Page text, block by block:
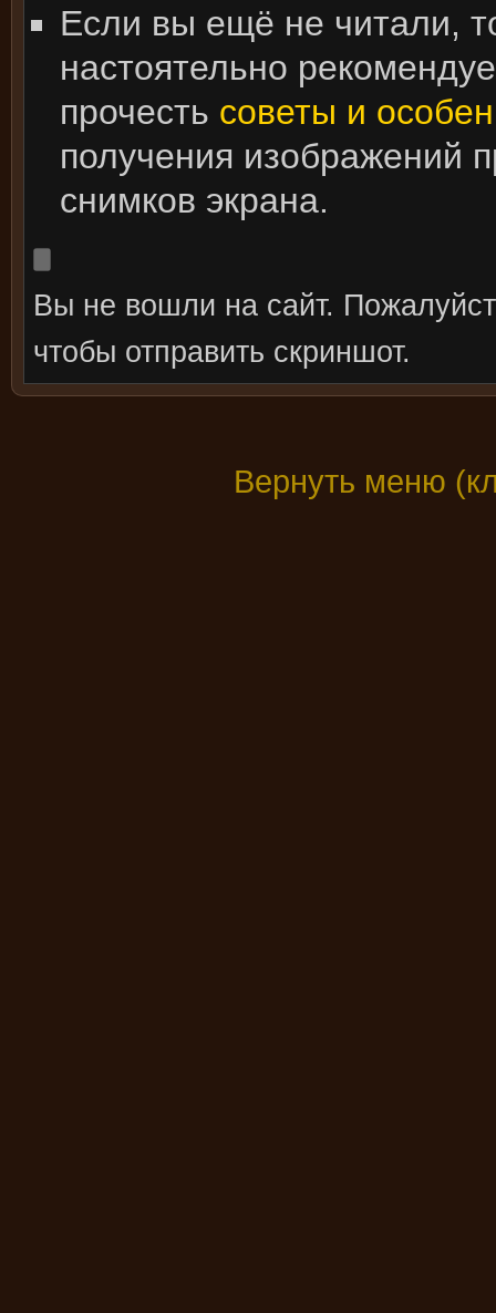
Если вы ещё не читали,
настоятельно
прочесть советы и
получения изображений
снимков экрана.
Вы не вошли на сайт.
чтобы отправить скриншот.
Вернуть меню